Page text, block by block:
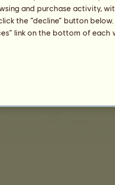
and purchase activity,
the “decline” button
link on the bottom of each